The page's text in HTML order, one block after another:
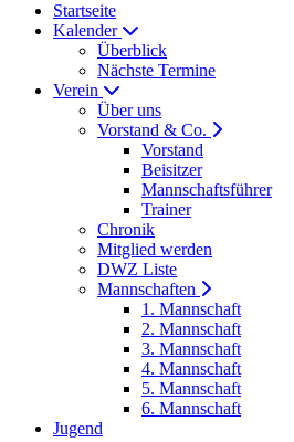
Startseite
Kalender
Überblick
Nächste Termine
Verein
Über uns
Vorstand & Co.
Vorstand
Beisitzer
Mannschaftsführer
Trainer
Chronik
Mitglied werden
DWZ Liste
Mannschaften
1. Mannschaft
2. Mannschaft
3. Mannschaft
4. Mannschaft
5. Mannschaft
6. Mannschaft
Jugend